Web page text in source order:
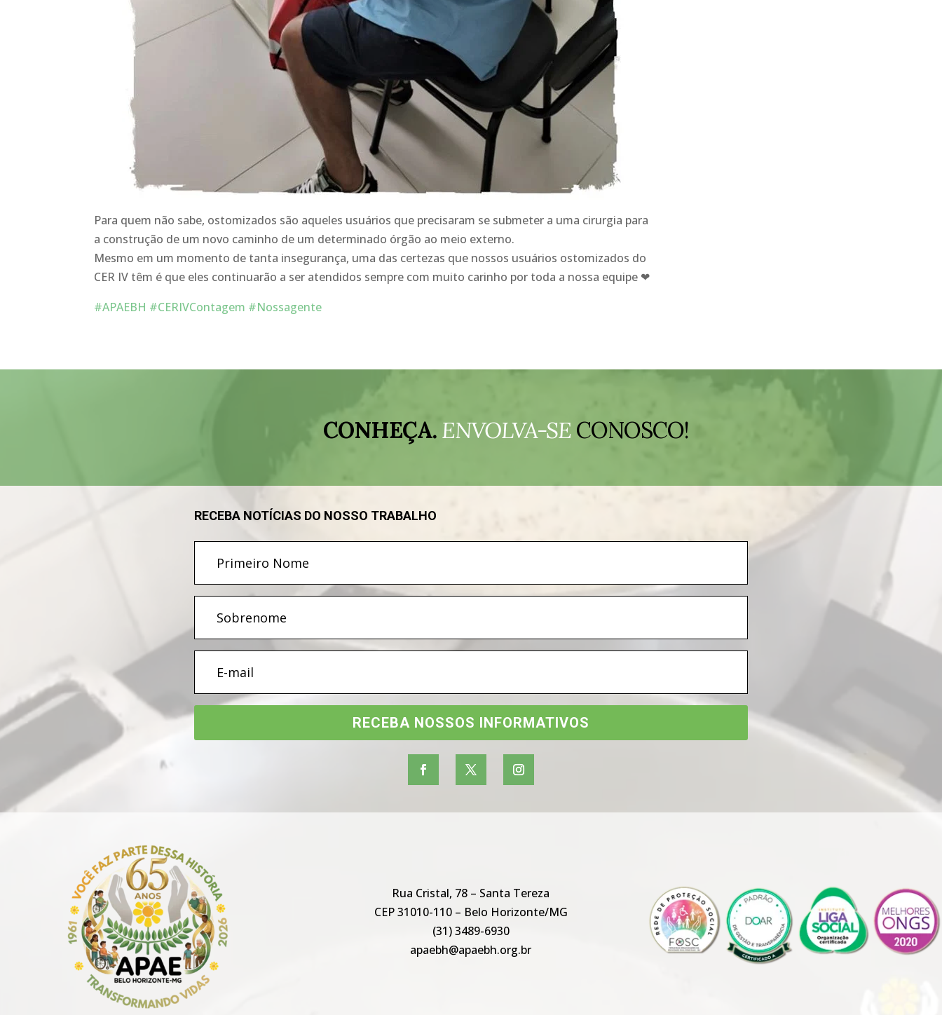
Para quem não sabe, ostomizados são aqueles usuários que precisaram se submeter a uma cirurgia para
a construção de um novo caminho de um determinado órgão ao meio externo.
Mesmo em um momento de tanta insegurança, uma das certezas que nossos usuários ostomizados do
CER IV têm é que eles continuarão a ser atendidos sempre com muito carinho por toda a nossa equipe ❤
#APAEBH #CERIVContagem #Nossagente
CONHEÇA.ENVOLVA-SE CONOSCO!
RECEBA NOTÍCIAS DO NOSSO TRABALHO
RECEBA NOSSOS INFORMATIVOS
Rua Cristal, 78 – Santa Tereza
CEP 31010-110 – Belo Horizonte/MG
(31) 3489-6930
apaebh@apaebh.org.br